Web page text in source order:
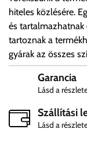
hiteles közlésére.
és
tartoznak a
gyárak az összes
Garancia
Lásd a
Szállítási
Lásd a